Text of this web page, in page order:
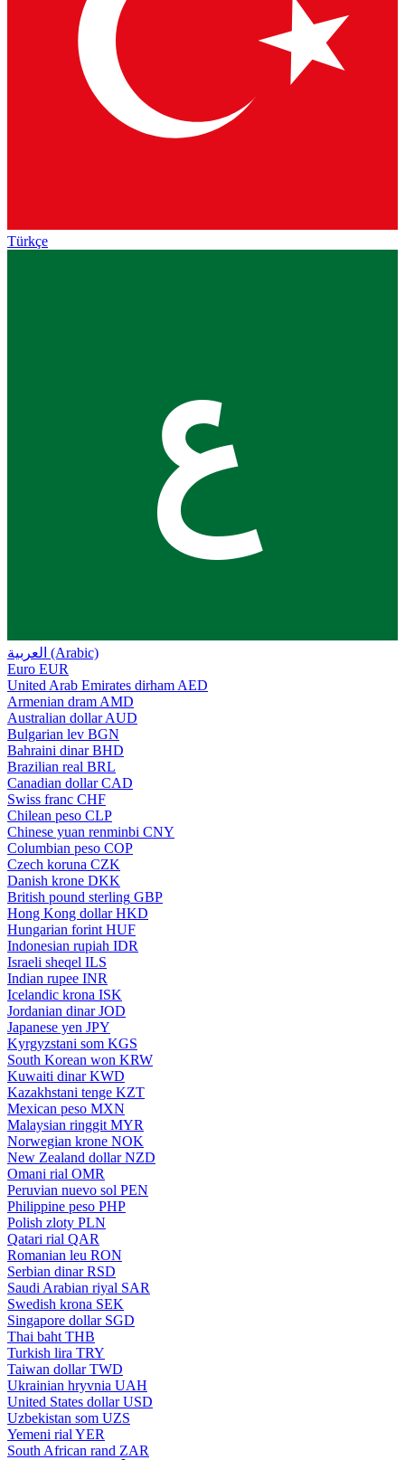
Türkçe
ع
العربية (Arabic)
Euro EUR
United Arab Emirates dirham AED
Armenian dram AMD
Australian dollar AUD
Bulgarian lev BGN
Bahraini dinar BHD
Brazilian real BRL
Canadian dollar CAD
Swiss franc CHF
Chilean peso CLP
Chinese yuan renminbi CNY
Columbian peso COP
Czech koruna CZK
Danish krone DKK
British pound sterling GBP
Hong Kong dollar HKD
Hungarian forint HUF
Indonesian rupiah IDR
Israeli sheqel ILS
Indian rupee INR
Icelandic krona ISK
Jordanian dinar JOD
Japanese yen JPY
Kyrgyzstani som KGS
South Korean won KRW
Kuwaiti dinar KWD
Kazakhstani tenge KZT
Mexican peso MXN
Malaysian ringgit MYR
Norwegian krone NOK
New Zealand dollar NZD
Omani rial OMR
Peruvian nuevo sol PEN
Philippine peso PHP
Polish zloty PLN
Qatari rial QAR
Romanian leu RON
Serbian dinar RSD
Saudi Arabian riyal SAR
Swedish krona SEK
Singapore dollar SGD
Thai baht THB
Turkish lira TRY
Taiwan dollar TWD
Ukrainian hryvnia UAH
United States dollar USD
Uzbekistan som UZS
Yemeni rial YER
South African rand ZAR